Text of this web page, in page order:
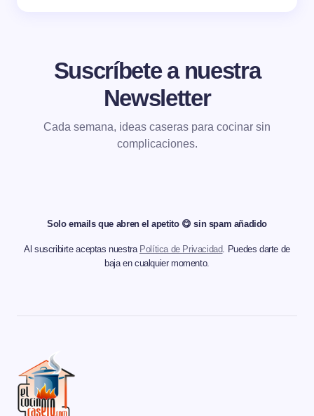
Suscríbete a nuestra
Newsletter
Cada semana, ideas caseras para cocinar sin
complicaciones.
Solo emails que abren el apetito 😋 sin spam añadido
Al suscribirte aceptas nuestra Política de Privacidad. Puedes darte de
baja en cualquier momento.